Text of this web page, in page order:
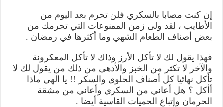
إن كنت مصابا بالسكري فلن تحرم بعد اليوم من
الأطايب ، لقد ولى زمن الممنوعات التي تحرمك من
بعض أصناف الطعام الشهي وما أكثرها في رمضان .
فهذا يقول لك لا تأكل الأرز وذاك لا تأكل المعكرونة
والآخر لا تكثر من الخبز والأدهى من ذلك من يقول لك لا
تأكل نهائيا كل أصناف الحلوى والسكر !! يا الهي ماذا
أأكل ؟ هل أعاني من السكري وأعاني من مشقة
الحرمان وإتباع الحميات القاسية أيضا .